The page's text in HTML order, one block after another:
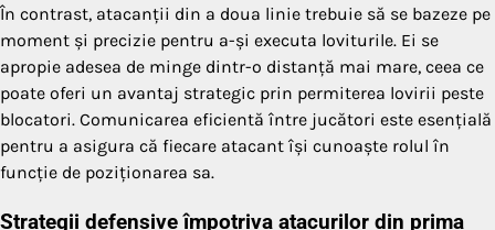
În contrast, atacanții din a doua linie trebuie să se bazeze pe
moment și precizie pentru a-și executa loviturile. Ei se
apropie adesea de minge dintr-o distanță mai mare, ceea ce
poate oferi un avantaj strategic prin permiterea lovirii peste
blocatori. Comunicarea eficientă între jucători este esențială
pentru a asigura că fiecare atacant își cunoaște rolul în
funcție de poziționarea sa.
Strategii defensive împotriva atacurilor din prima